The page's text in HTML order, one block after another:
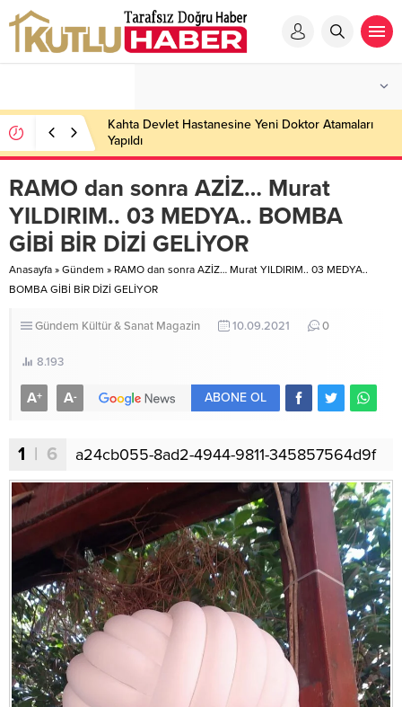
Kahta Devlet Hastanesine Yeni Doktor Atamaları
Yapıldı
RAMO dan sonra AZİZ… Murat
YILDIRIM.. 03 MEDYA.. BOMBA
GİBİ BİR DİZİ GELİYOR
Anasayfa » Gündem » RAMO dan sonra AZİZ… Murat YILDIRIM.. 03 MEDYA..
BOMBA GİBİ BİR DİZİ GELİYOR
Gündem Kültür & Sanat Magazin 10.09.2021 0
8.193
A+ A- ABONE OL
1 | 6 a24cb055-8ad2-4944-9811-345857564d9f